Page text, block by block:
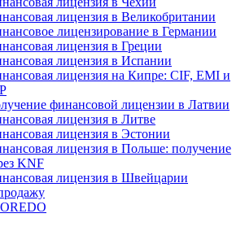
лицензия в Великобритании
лицензирование в Германии
лицензия в Греции
лицензия в Испании
лицензия на Кипре: CIF, EMI и
финансовой лицензии в Латвии
лицензия в Литве
лицензия в Эстонии
лицензия в Польше: получение
KNF
лицензия в Швейцарии